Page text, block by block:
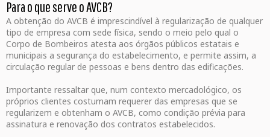
Para o que serve o AVCB?
A obtenção do AVCB é imprescindível à regularização de qualquer
tipo de empresa com sede física, sendo o meio pelo qual o
Corpo de Bombeiros atesta aos órgãos públicos estatais e
municipais a segurança do estabelecimento, e permite assim, a
circulação regular de pessoas e bens dentro das edificações.
Importante ressaltar que, num contexto mercadológico, os
próprios clientes costumam requerer das empresas que se
regularizem e obtenham o AVCB, como condição prévia para
assinatura e renovação dos contratos estabelecidos.